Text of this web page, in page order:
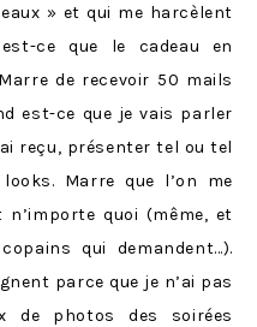
» et qui me harcèlent
ce que le cadeau en
de recevoir 50 mails
est-ce que je vais parler
reçu, présenter tel ou tel
Marre que l’on me
quoi (même, et
qui demandent…).
parce que je n’ai pas
de photos des soirées